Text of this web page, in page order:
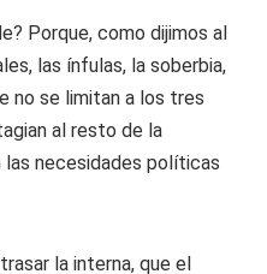
Porque, como dijimos al
las ínfulas, la soberbia,
no se limitan a los tres
al resto de la
las necesidades políticas
la interna, que el